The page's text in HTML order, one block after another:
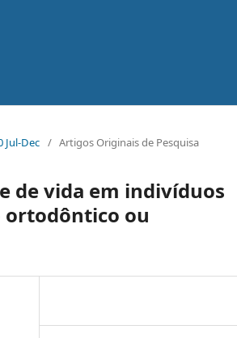
Jul-Dec / Artigos Originais de Pesquisa
de vida em indivíduos
ortodôntico ou